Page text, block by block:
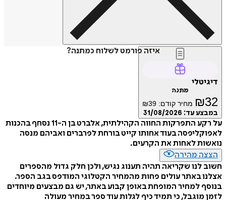
איזה פורמט לשלוח כמתנה?
דיגיטלי
מתנה
₪32 מחיר קודם: ₪39
במבצע עד: 31/08/2026
על רקע התפרקות החווה הקהילתית, אלברט בן ה-11 נסחף בהכנות
לאפוקליפסה בעוד אחותו קייט בורחת לפרברים ואביהם מנסה
נואשות לאחות את הקרעים.
הצצה מהירה
חשוב לנו שקריאה תהיה תענוג נגיש, ולכן חלק גדול מהספרים
אצלנו באתר עולים פחות מהמחיר הקטלוגי המודפס בגב הספר.
בנוסף למחיר המופחת באופן קבוע באתר, יש גם מבצעים מיוחדים
לזמן מוגבל, כי תמיד כיף לגלות עוד ספר במחיר מעולה